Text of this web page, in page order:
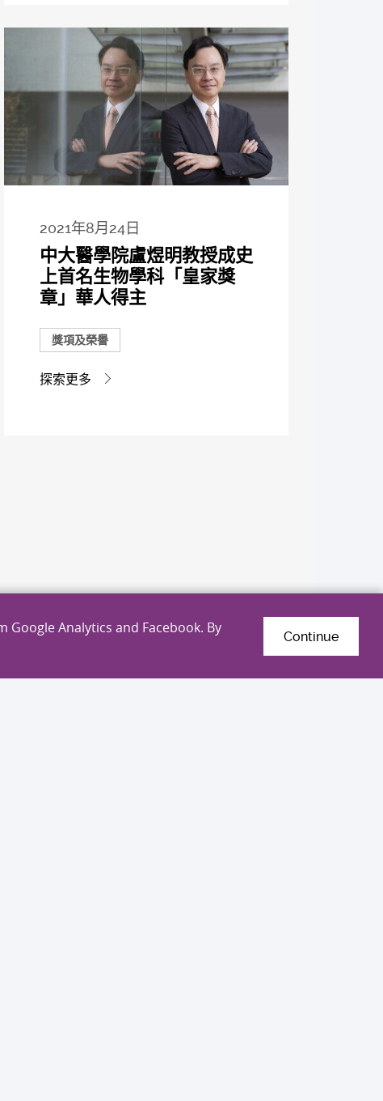
2021年8月24日
中大醫學院盧煜明教授成史
上首名生物學科「皇家獎
章」華人得主
獎項及榮譽
探索更多
Analytics and Facebook. By
Continue